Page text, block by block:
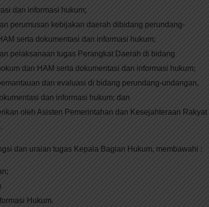
dan informasi hukum;
perumusan kebijakan daerah dibidang perundang-
serta dokumentasi dan informasi hukum;
pelaksanaan tugas Perangkat Daerah di bidang
dan HAM serta dokumentasi dan informasi hukum;
dan evaluasi di bidang perundang-undangan,
dan informasi hukum; dan
oleh Asisten Pemerintahan dan Kesejahteraan Rakyat
dan uraian tugas Kepala Bagian Hukum, membawahi :
Hukum.